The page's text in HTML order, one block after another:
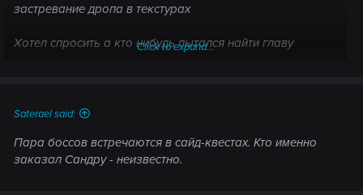
застревание дропа в текстурах
Хотел спросить а кто нибудь пытался найти главу
мусорщиков чёб разобраться захотелось самому его
попадётся а я просто не обращал внимания
Click to expand...
Saterael said:
Пара боссов встречаются в сайд-квестах. Кто именно
заказал Сандру - неизвестно.